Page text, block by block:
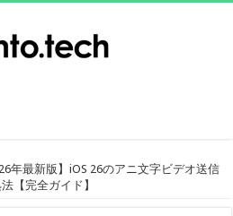
年最新版】iOS 26のアニ文字ビデオ送信
【完全ガイド】